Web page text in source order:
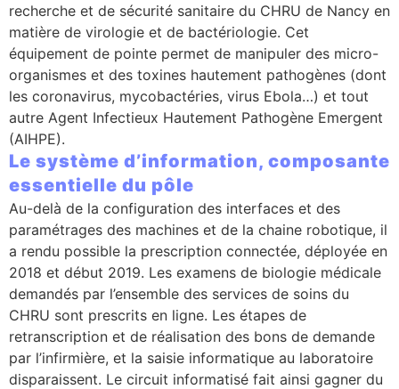
recherche et de sécurité sanitaire du CHRU de Nancy en
matière de virologie et de bactériologie. Cet
équipement de pointe permet de manipuler des micro-
organismes et des toxines hautement pathogènes (dont
les coronavirus, mycobactéries, virus Ebola…) et tout
autre Agent Infectieux Hautement Pathogène Emergent
(AIHPE).
Le système d’information, composante
essentielle du pôle
Au-delà de la configuration des interfaces et des
paramétrages des machines et de la chaine robotique, il
a rendu possible la prescription connectée, déployée en
2018 et début 2019. Les examens de biologie médicale
demandés par l’ensemble des services de soins du
CHRU sont prescrits en ligne. Les étapes de
retranscription et de réalisation des bons de demande
par l’infirmière, et la saisie informatique au laboratoire
disparaissent. Le circuit informatisé fait ainsi gagner du